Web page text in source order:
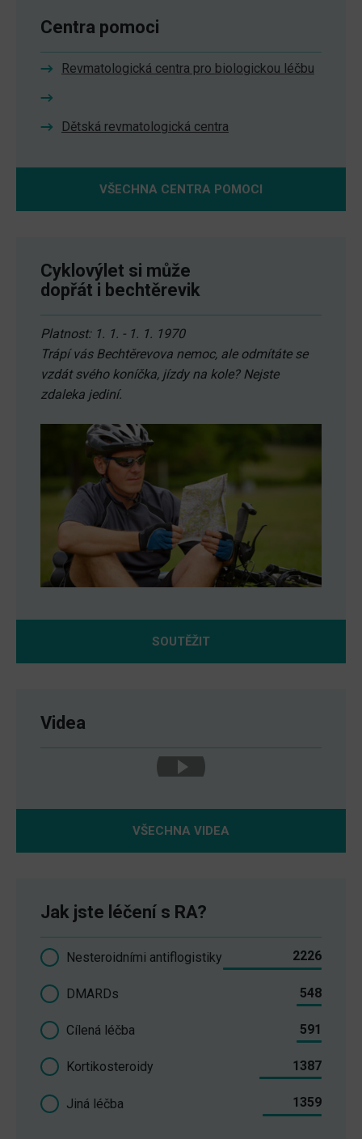
Centra pomoci
Revmatologická centra pro biologickou léčbu
Dětská revmatologická centra
VŠECHNA CENTRA POMOCI
Cyklovýlet si může
dopřát i bechtěrevik
Platnost: 1. 1. - 1. 1. 1970
Trápí vás Bechtěrevova nemoc, ale odmítáte se
vzdát svého koníčka, jízdy na kole? Nejste
zdaleka jediní.
SOUTĚŽIT
Videa
VŠECHNA VIDEA
Jak jste léčení s RA?
Nesteroidními antiflogistiky 2226
DMARDs 548
Cílená léčba 591
Kortikosteroidy 1387
Jiná léčba 1359